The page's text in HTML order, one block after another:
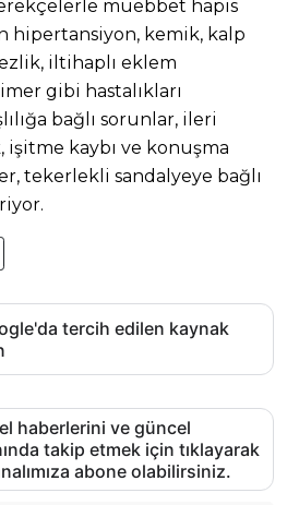
müebbet hapis
hipertansiyon, kemik, kalp
iltihaplı eklem
gibi hastalıkları
bağlı sorunlar, ileri
kaybı ve konuşma
tekerlekli sandalyeye bağlı
tercih edilen kaynak
haberlerini ve güncel
takip etmek için tıklayarak
abone olabilirsiniz.